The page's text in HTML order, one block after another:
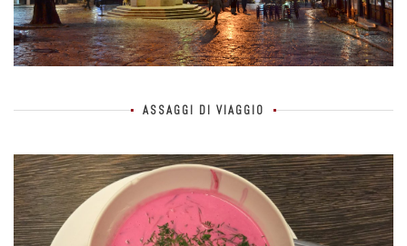
ASSAGGI DI VIAGGIO